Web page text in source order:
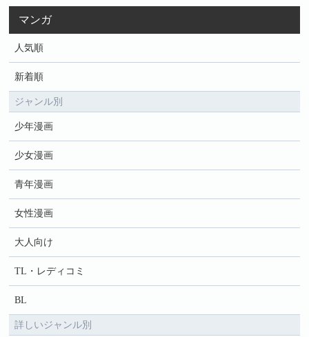
マンガ
人気順
新着順
ジャンル別
少年漫画
少女漫画
青年漫画
女性漫画
大人向け
TL・レディコミ
BL
詳しいジャンル別